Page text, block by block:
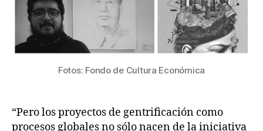
Fotos: Fondo de Cultura Económica
“Pero los proyectos de gentrificación como
procesos globales no sólo nacen de la iniciativa